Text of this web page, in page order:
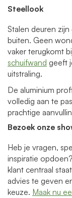
Steellook
Stalen deuren
buiten. Geen
vaker terugkomt
schuifwand geeft
uitstraling.
De aluminium
volledig aan te
prachtige
Bezoek onze
Heb je vragen,
inspiratie
klant centraal
advies te geven
keuze. Maak nu